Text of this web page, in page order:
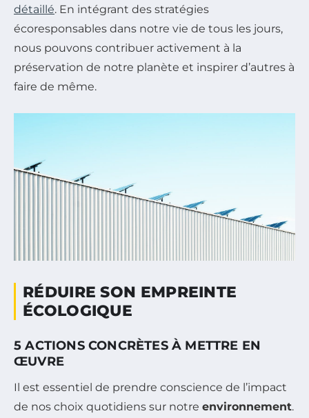
détaillé. En intégrant des stratégies
écoresponsables dans notre vie de tous les jours,
nous pouvons contribuer activement à la
préservation de notre planète et inspirer d’autres à
faire de même.
RÉDUIRE SON EMPREINTE
ÉCOLOGIQUE
5 ACTIONS CONCRÈTES À METTRE EN
ŒUVRE
Il est essentiel de prendre conscience de l’impact
de nos choix quotidiens sur notre environnement.